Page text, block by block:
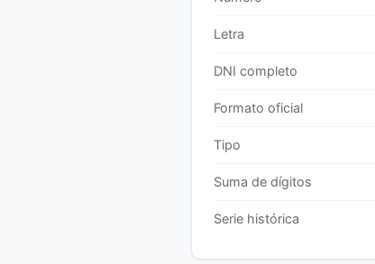
Letra
DNI completo
Formato oficial
Tipo
Suma de dígitos
Serie histórica